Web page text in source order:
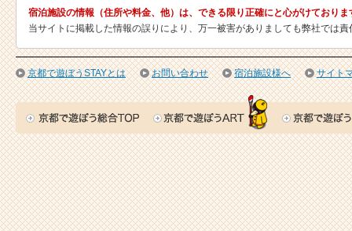
宿泊施設の情報（住所や料金、他）は、できる限り正確にと心がけており
当サイトに掲載した情報の誤りにより、万一被害がありましても弊社では
京都で遊ぼうSTAYとは お問い合わせ 宿泊施設様へ サイト